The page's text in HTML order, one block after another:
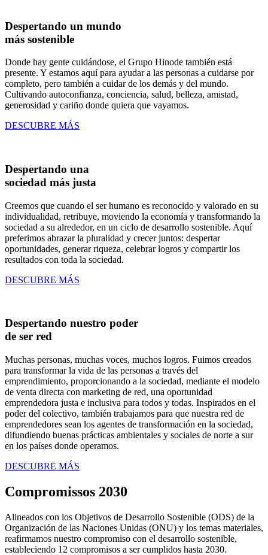
Despertando un mundo
más sostenible
Donde hay gente cuidándose, el Grupo Hinode también está
presente. Y estamos aquí para ayudar a las personas a cuidarse por
completo, pero también a cuidar de los demás y del mundo.
Cultivando autoconfianza, conciencia, salud, belleza, amistad,
generosidad y cariño donde quiera que vayamos.
DESCUBRE MÁS
Despertando una
sociedad más justa
Creemos que cuando el ser humano es reconocido y valorado en su
individualidad, retribuye, moviendo la economía y transformando la
sociedad a su alrededor, en un ciclo de desarrollo sostenible. Aquí
preferimos abrazar la pluralidad y crecer juntos: despertar
oportunidades, generar riqueza, celebrar logros y compartir los
resultados con toda la sociedad.
DESCUBRE MÁS
Despertando nuestro poder
de ser red
Muchas personas, muchas voces, muchos logros. Fuimos creados
para transformar la vida de las personas a través del
emprendimiento, proporcionando a la sociedad, mediante el modelo
de venta directa con marketing de red, una oportunidad
emprendedora justa e inclusiva para todos y todas. Inspirados en el
poder del colectivo, también trabajamos para que nuestra red de
emprendedores sean los agentes de transformación en la sociedad,
difundiendo buenas prácticas ambientales y sociales de norte a sur
en los países donde operamos.
DESCUBRE MÁS
Compromissos 2030
Alineados con los Objetivos de Desarrollo Sostenible (ODS) de la
Organización de las Naciones Unidas (ONU) y los temas materiales,
reafirmamos nuestro compromiso con el desarrollo sostenible,
estableciendo 12 compromisos a ser cumplidos hasta 2030.